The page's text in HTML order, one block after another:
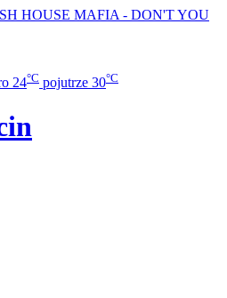
HOUSE MAFIA - DON'T YOU
24°C pojutrze 30°C